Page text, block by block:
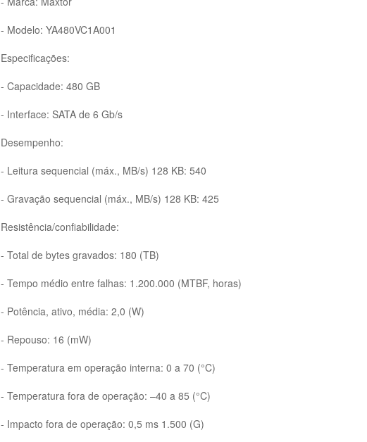
- Modelo: YA480VC1A001
Especificações:
- Capacidade: 480 GB
- Interface: SATA de 6 Gb/s
Desempenho:
- Leitura sequencial (máx., MB/s) 128 KB: 540
- Gravação sequencial (máx., MB/s) 128 KB: 425
Resistência/confiabilidade:
- Total de bytes gravados: 180 (TB)
- Tempo médio entre falhas: 1.200.000 (MTBF, horas)
- Potência, ativo, média: 2,0 (W)
- Repouso: 16 (mW)
- Temperatura em operação interna: 0 a 70 (°C)
- Temperatura fora de operação: –40 a 85 (°C)
- Impacto fora de operação: 0,5 ms 1.500 (G)